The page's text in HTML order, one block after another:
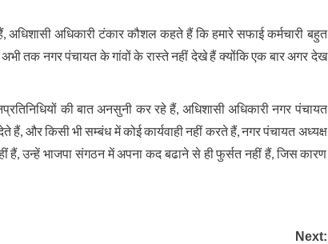
अधिकारी टंकार कौशल कहते हैं कि हमारे सफाई कर्मचारी बहुत
तक नगर पंचायत के गांवों के रास्ते नहीं देखे हैं क्योंकि एक बार अगर देख
की बात अनसुनी कर रहे हैं, अधिशासी अधिकारी नगर पंचायत
हैं, और किसी भी सम्बंध में कोई कार्यवाही नहीं करते हैं, नगर पंचायत अध्यक्ष
उन्हें भाजपा संगठन में अपना कद बढाने से ही फुर्सत नहीं हैं, जिस कारण
Next: